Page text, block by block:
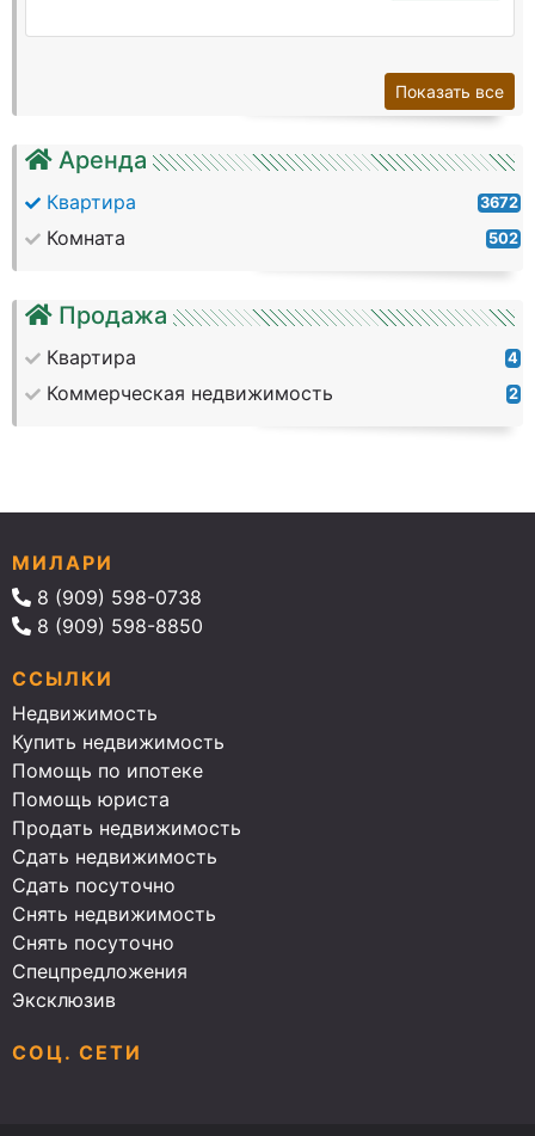
Аренда
Квартира 3672
Комната 502
Продажа
Квартира 4
Коммерческая недвижимость 2
Показать все
МИЛАРИ
8 (909) 598-0738
8 (909) 598-8850
ССЫЛКИ
Недвижимость
Купить недвижимость
Помощь по ипотеке
Помощь юриста
Продать недвижимость
Сдать недвижимость
Сдать посуточно
Снять недвижимость
Снять посуточно
Спецпредложения
Эксклюзив
СОЦ. СЕТИ